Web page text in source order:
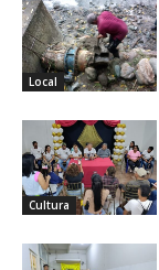
Local
Cultura